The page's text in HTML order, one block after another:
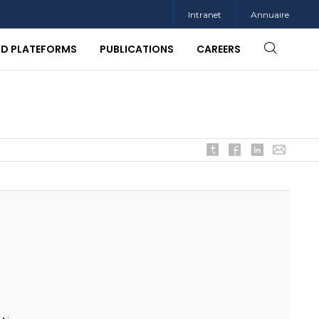
Intranet Annuaire
PLATEFORMS PUBLICATIONS CAREERS